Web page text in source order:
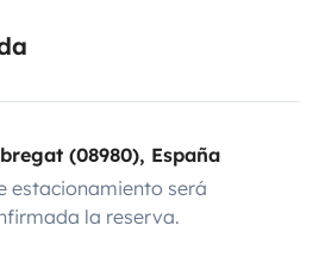
(08980), España
estacionamiento será
la reserva.